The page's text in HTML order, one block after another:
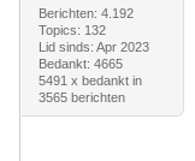
Berichten: 4.192
Topics: 132
Lid sinds: Apr 2023
Bedankt: 4665
5491 x bedankt in
3565 berichten